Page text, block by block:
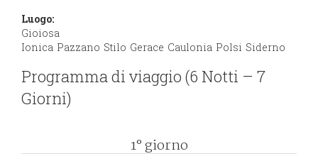
Luogo:
Gioiosa
Ionica Pazzano Stilo Gerace Caulonia Polsi Siderno
Programma di viaggio (6 Notti – 7
Giorni)
1° giorno